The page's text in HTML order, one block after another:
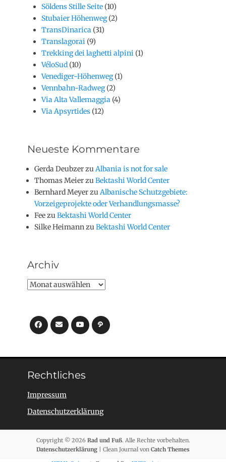
Söldens Stille Seite (10)
Stubaier Höhenweg(2)
TransDinarica (31)
Translagorai (9)
Trekking dei laghetti alpini (1)
VéloSud (10)
Venediger-Höhenweg(1)
Vennbahn-Radweg(2)
Via Alta Vallemaggia (4)
Via Apsyrtides (12)
Neueste Kommentare
Gerda DeubzerzuAlbania is not for sale
Thomas MeierzuBektashi World Center
Bernhard MeyerzuAlbanische Schutzgebiete:
Vorzeigeprojekte oder Verhandlungsmasse?
FeezuBektashi World Center
Silke HeimannzuBektashi World Center
Archiv
Archiv
Facebook
E-
Mail
YouTube
Pfad
Rechtliches
Impressum
Datenschutzerklärung
Copyright © 2026 Rad und Fuß. Alle Rechte vorbehalten.
Datenschutzerklärung | Clean Journal von Catch Themes